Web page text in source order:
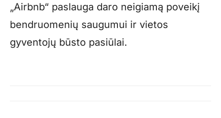
„Airbnb“ paslauga daro neigiamą poveikį
bendruomenių saugumui ir vietos
gyventojų būsto pasiūlai.